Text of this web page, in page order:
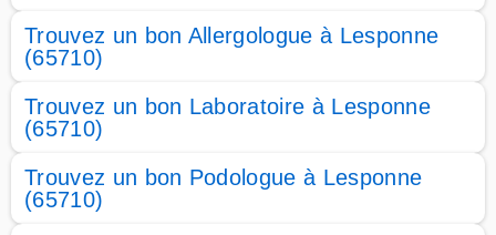
Trouvez un bon Allergologue à Lesponne
(65710)
Trouvez un bon Laboratoire à Lesponne
(65710)
Trouvez un bon Podologue à Lesponne
(65710)